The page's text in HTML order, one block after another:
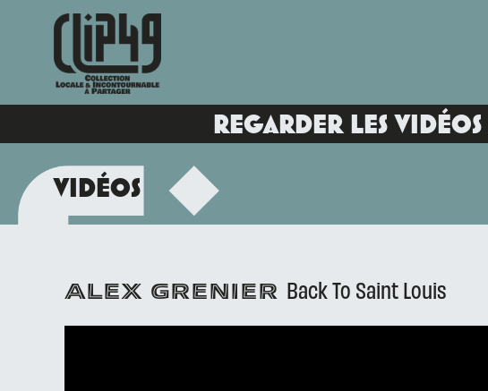
REGARDER LES VIDÉOS
VIDÉOS
ALEX GRENIER Back To Saint Louis